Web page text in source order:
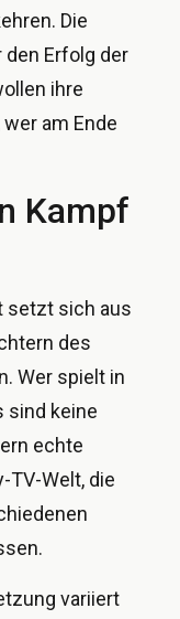
Die
Erfolg der
ihre
am Ende
Kampf
setzt sich aus
des
Wer spielt in
sind keine
echte
TV-Welt, die
variiert